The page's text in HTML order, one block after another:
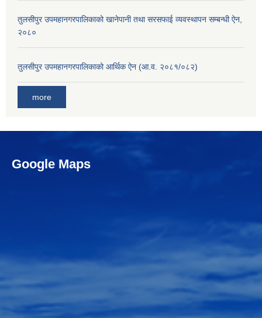
तुलसीपुर उपमहानगरपालिकाको खानेपानी तथा सरसफाई व्यवस्थापन सम्बन्धी ऐन,
२०८०
तुलसीपुर उपमहानगरपालिकाको आर्थिक ऐन (आ.व. २०८१/०८२)
more
Google Maps